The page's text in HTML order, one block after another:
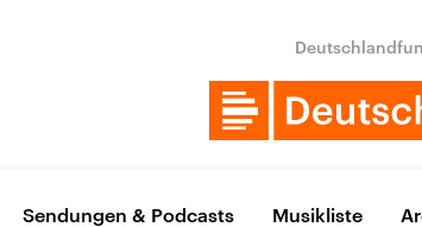
Sendungen & Podcasts Musikliste